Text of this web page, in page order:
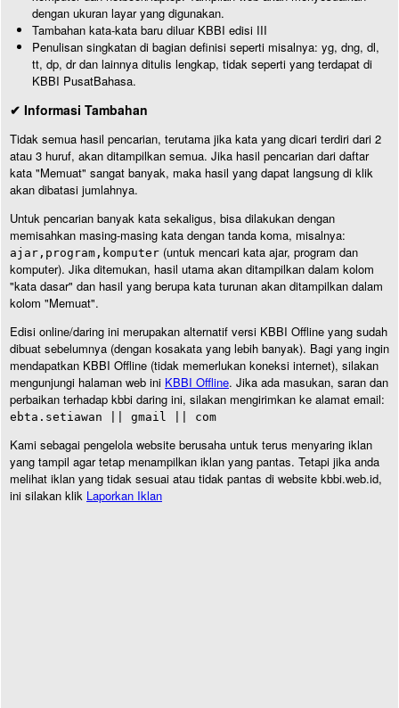
dengan ukuran layar yang digunakan.
Tambahan kata-kata baru diluar KBBI edisi III
Penulisan singkatan di bagian definisi seperti misalnya: yg, dng, dl,
tt, dp, dr dan lainnya ditulis lengkap, tidak seperti yang terdapat di
KBBI PusatBahasa.
✔ Informasi Tambahan
Tidak semua hasil pencarian, terutama jika kata yang dicari terdiri dari 2
atau 3 huruf, akan ditampilkan semua. Jika hasil pencarian dari daftar
kata "Memuat" sangat banyak, maka hasil yang dapat langsung di klik
akan dibatasi jumlahnya.
Untuk pencarian banyak kata sekaligus, bisa dilakukan dengan
memisahkan masing-masing kata dengan tanda koma, misalnya:
ajar,program,komputer (untuk mencari kata ajar, program dan
komputer). Jika ditemukan, hasil utama akan ditampilkan dalam kolom
"kata dasar" dan hasil yang berupa kata turunan akan ditampilkan dalam
kolom "Memuat".
Edisi online/daring ini merupakan alternatif versi KBBI Offline yang sudah
dibuat sebelumnya (dengan kosakata yang lebih banyak). Bagi yang ingin
mendapatkan KBBI Offline (tidak memerlukan koneksi internet), silakan
mengunjungi halaman web ini KBBI Offline. Jika ada masukan, saran dan
perbaikan terhadap kbbi daring ini, silakan mengirimkan ke alamat email:
ebta.setiawan || gmail || com
Kami sebagai pengelola website berusaha untuk terus menyaring iklan
yang tampil agar tetap menampilkan iklan yang pantas. Tetapi jika anda
melihat iklan yang tidak sesuai atau tidak pantas di website kbbi.web.id,
ini silakan klik Laporkan Iklan